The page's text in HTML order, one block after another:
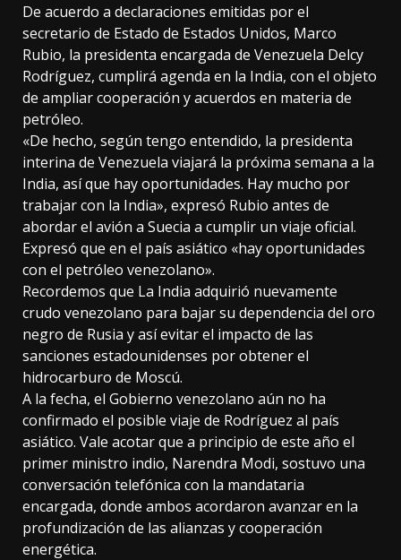
De acuerdo a declaraciones emitidas por el
secretario de Estado de Estados Unidos, Marco
Rubio, la presidenta encargada de Venezuela Delcy
Rodríguez, cumplirá agenda en la India, con el objeto
de ampliar cooperación y acuerdos en materia de
petróleo.
«De hecho, según tengo entendido, la presidenta
interina de Venezuela viajará la próxima semana a la
India, así que hay oportunidades. Hay mucho por
trabajar con la India», expresó Rubio antes de
abordar el avión a Suecia a cumplir un viaje oficial.
Expresó que en el país asiático «hay oportunidades
con el petróleo venezolano».
Recordemos que La India adquirió nuevamente
crudo venezolano para bajar su dependencia del oro
negro de Rusia y así evitar el impacto de las
sanciones estadounidenses por obtener el
hidrocarburo de Moscú.
A la fecha, el Gobierno venezolano aún no ha
confirmado el posible viaje de Rodríguez al país
asiático. Vale acotar que a principio de este año el
primer ministro indio, Narendra Modi, sostuvo una
conversación telefónica con la mandataria
encargada, donde ambos acordaron avanzar en la
profundización de las alianzas y cooperación
energética.